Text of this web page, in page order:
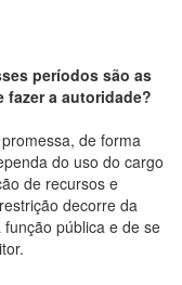
períodos são as
fazer a autoridade?
de forma
do uso do cargo
de recursos e
decorre da
pública e de se